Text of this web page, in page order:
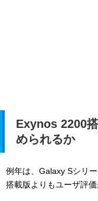
Exynos 2200
められるか
例年は、Galaxy Sシリ
搭載版よりもユーザ評価